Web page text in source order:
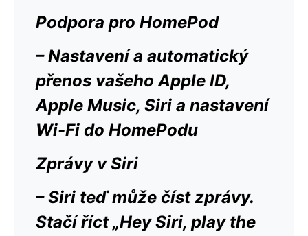
Podpora pro HomePod
– Nastavení a automatický
přenos vašeho Apple ID,
Apple Music, Siri a nastavení
Wi-Fi do HomePodu
Zprávy v Siri
– Siri teď může číst zprávy.
Stačí říct „Hey Siri, play the